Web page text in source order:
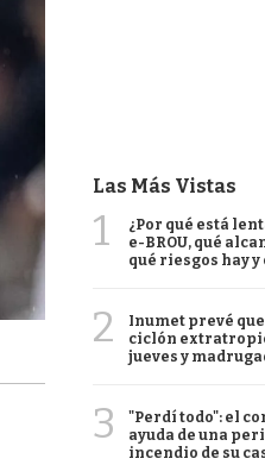
Las Más Vistas
1
¿Por qué está
e-BROU, qué
qué riesgos hay
2
Inumet prevé
ciclón
jueves y
3
"Perdí todo": el
ayuda de una
incendio de su